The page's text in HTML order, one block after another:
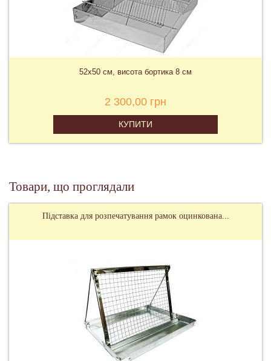
52х50 см, висота бортика 8 см
2 300,00 грн
КУПИТИ
Товари, що проглядали
Підставка для розпечатування рамок оцинкована...